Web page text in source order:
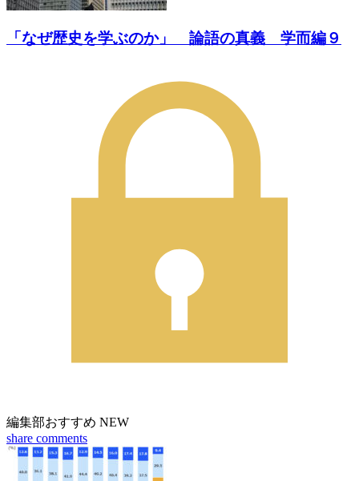
「なぜ歴史を学ぶのか」 論語の真義 学而編９
編集部おすすめ NEW
share comments